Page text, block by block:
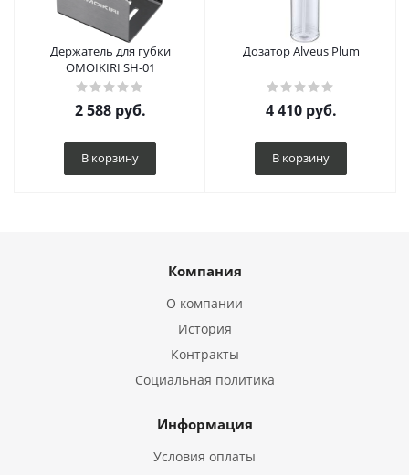
Держатель для губки
OMOIKIRI SH-01
2 588руб.
В корзину
Дозатор Alveus Plum
4 410руб.
В корзину
Компания
О компании
История
Контракты
Социальная политика
Информация
Условия оплаты